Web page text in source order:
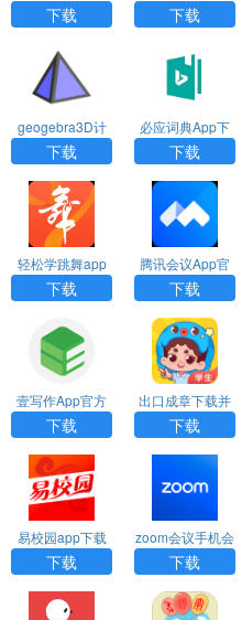
setta Stone）ap
p免费版
下载
版下载
下载
geogebra3D计
算器官网版下载
下载
必应词典App下
载官网版安卓版
下载
轻松学跳舞app
下载
下载
腾讯会议App官
网版下载安卓版
下载
壹写作App官方
版下载
下载
出口成章下载并
安装学生版
下载
易校园app下载
最新版本
下载
zoom会议手机会
议版下载
下载